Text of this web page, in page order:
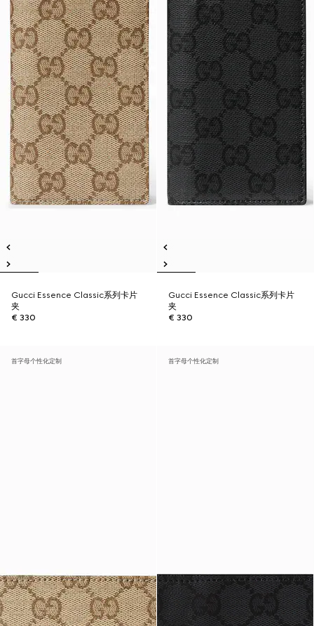
Gucci Essence Classic系列卡片
夹
€ 330
Gucci Essence Classic系列卡片
夹
€ 330
首字母个性化定制 首字母个性化定制